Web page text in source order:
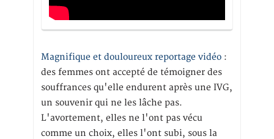
Magnifique et douloureux reportage vidéo :
des femmes ont accepté de témoigner des
souffrances qu'elle endurent après une IVG,
un souvenir qui ne les lâche pas.
L'avortement, elles ne l'ont pas vécu
comme un choix, elles l'ont subi, sous la